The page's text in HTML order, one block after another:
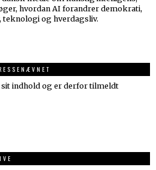
hvordan AI forandrer demokrati,
og hverdagsliv.
indhold og er derfor tilmeldt